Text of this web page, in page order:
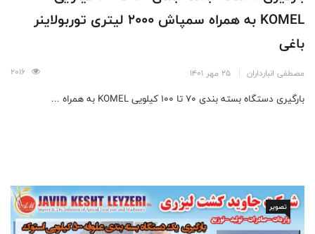
KOMEL به همراه سمپاش 2000 لیتری توربولاینر
باغی
مصطفی انبارداران 25 مهر 1401
بارگیری دستگاه بسته بندی 70 تا 100 کیلویی KOMEL به همراه ...
تصویر